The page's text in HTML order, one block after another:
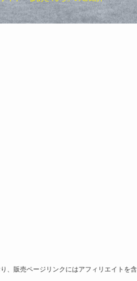
販売ページリンクにはアフィリエイトを含